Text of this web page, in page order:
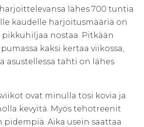
lähes 700 tuntia
kaudelle harjoitusmääriä on
nostaa. Pitkään
kaksi kertaa viikossa,
asustellessa tahti on lähes
ovat minulla tosi kovia ja
kevyitä. Myös tehotreenit
pidempiä. Aika usein saattaa